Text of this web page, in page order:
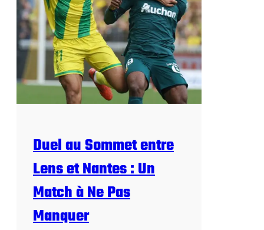
Duel au Sommet entre
Lens et Nantes : Un
Match à Ne Pas
Manquer